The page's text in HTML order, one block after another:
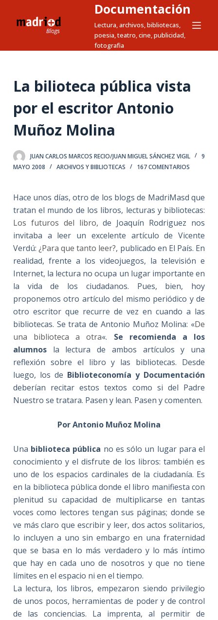
t
e
d
o
Documentación
Lectura, archivos, bibliotecas,
poesia, teatro, cine, publicidad,
fotografia
La bilioteca pública vista
por el escritor Antonio
Muñoz Molina
JUAN CARLOS MARCOS RECIO/JUAN MIGUEL SÁNCHEZ VIGIL
9
MAYO 2008
ARCHIVOS Y BIBLIOTECAS 167 COMENTARIOS
Hace unos días, otro de los blogs de MadriMasd que
tratan el mundo de los libros, lecturas y bibliotecas:
Los futuros del libro, de Joaquín Rodriguez nos
invitaba a leer un excelente artículo de Vicente
Verdú: ¿Para que tanto leer?, publicado en El País. En
realidad, frente a los videojuegos, la televisión e
Internet, la lectura no ocupa un lugar importante en
la vida de los ciudadanos. Pues, bien, hoy
proponemos otro artículo del mismo periódico y de
otro escritor que recurre de vez en cuando a las
bibliotecas. Se trata de Antonio Muñoz Molina: «De
una biblioteca a otra«. Se
recomienda a los
alumnosla lectura de ambos artículos y una
reflexión sobre el libro y las bibliotecas. Desde
luego, los de Biblioteconomía y Documentación
deberían recitar estos textos como si del Padre
Nuestro se tratara. Pasen y lean. Pasen y comenten.
Por Antonio Muñoz Molina
Una biblioteca pública no es sólo un lugar para el
conocimiento y el disfrute de los libros: también es
uno de los espacios cardinales de la ciudadanía. Es
en la biblioteca pública donde el libro manifiesta con
plenitud su capacidad de multiplicarse en tantas
voces como lectores tengan sus páginas; donde se
ve más claro que escribir y leer, dos actos solitarios,
lo incluyen a uno sin embargo en una fraternidad
que se basa en lo más verdadero y lo más íntimo
que hay en cada uno de nosotros y que no tiene
límites en el espacio ni en el tiempo.
La lectura, los libros, empezaron siendo privilegio
de unos pocos, herramientas de poder y de control
de las conciencias. La imprenta, al permitir de